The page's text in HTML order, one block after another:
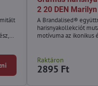
2 20 DEN Marilyn
A Brandalised®
harisnyakollekciót
motívuma az ikonikus
Raktáron
2895 Ft